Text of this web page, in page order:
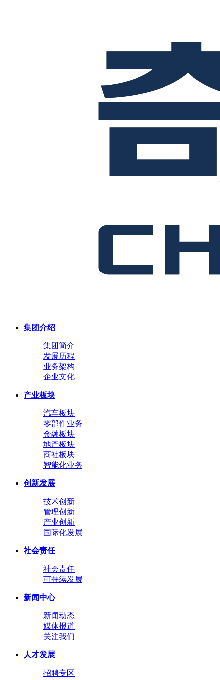
集团介绍
集团简介
发展历程
业务架构
企业文化
产业板块
汽车板块
零部件业务
金融板块
地产板块
商社板块
智能化业务
创新发展
技术创新
管理创新
产业创新
国际化发展
社会责任
社会责任
可持续发展
新闻中心
新闻动态
媒体报道
关注我们
人才发展
招聘专区